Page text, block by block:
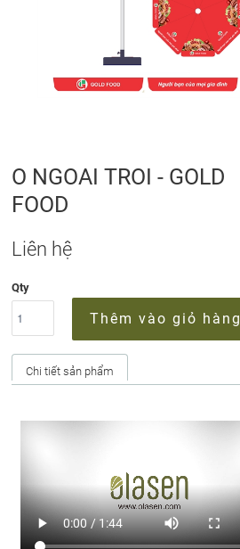
O NGOAI TROI - GOLD
FOOD
Liên hệ
Qty
Thêm vào giỏ hàng
Chi tiết sản phẩm